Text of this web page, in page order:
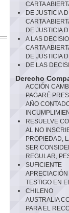
CARTA
DE JUSTICIA
CARTA
DE JUSTICIA
A LAS
CARTA
DE JUSTICIA
DE LAS
Derecho
ACCIÓN
PAGARÉ
AÑO
RESUELVE
AL NO
PROPIEDAD,
SER
REGULAR,
SUFICIENTE
TESTIGO EN
CHILENO
AUSTRALIA
PARA EL